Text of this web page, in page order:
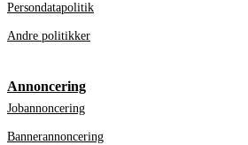
Persondatapolitik
Andre politikker
Annoncering
Jobannoncering
Bannerannoncering